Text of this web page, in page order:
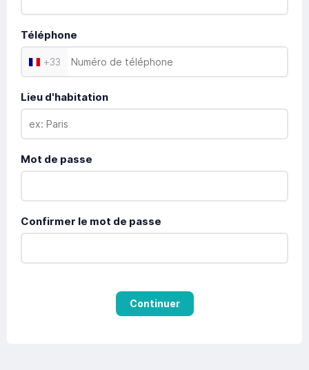
Téléphone
+33
Lieu d'habitation
Mot de passe
Confirmer le mot de passe
Continuer